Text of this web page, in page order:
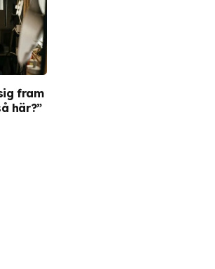
fram
här?”